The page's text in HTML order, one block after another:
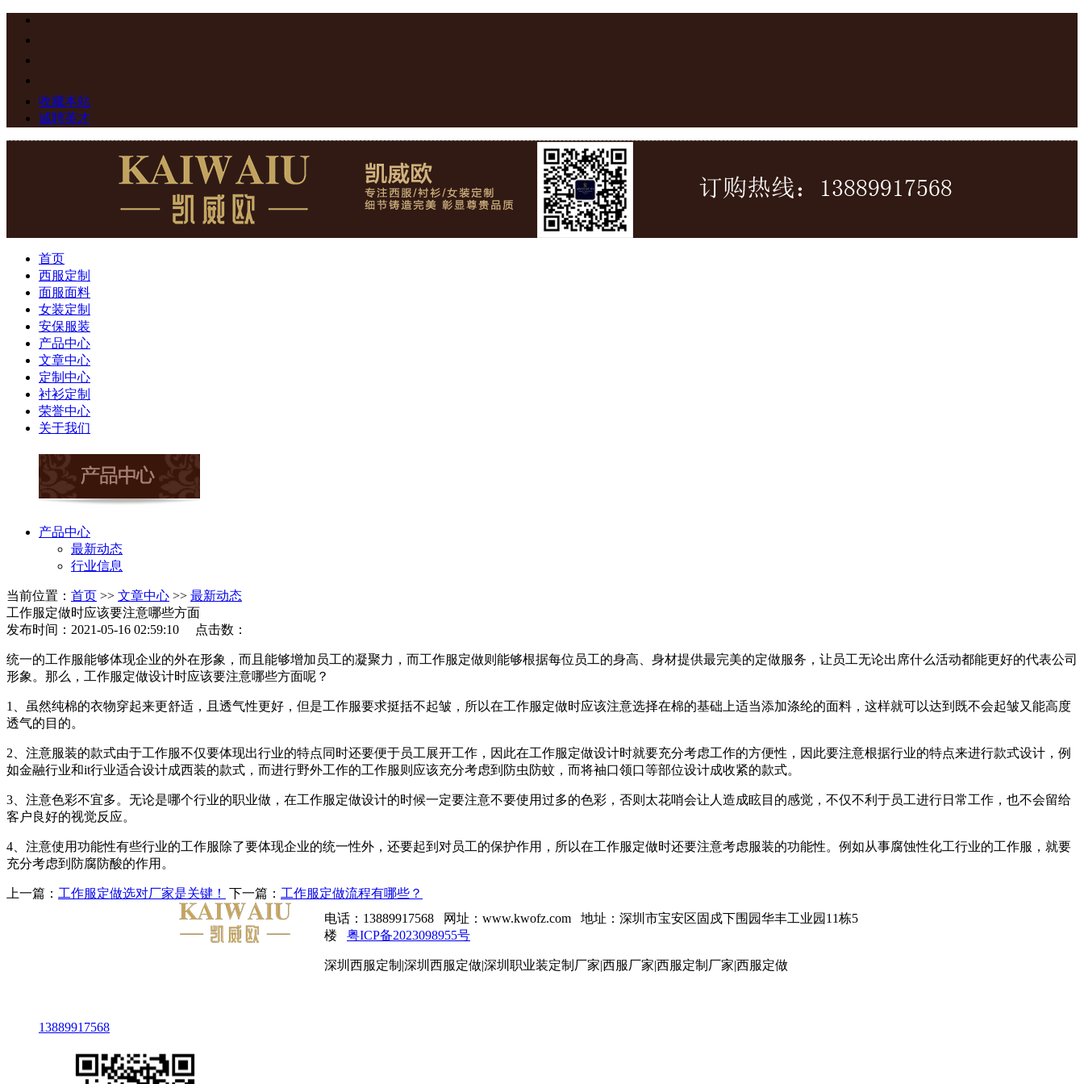
收藏本站
诚聘英才
首页
西服定制
面服面料
女装定制
安保服装
产品中心
文章中心
定制中心
衬衫定制
荣誉中心
关于我们
产品中心
最新动态
行业信息
当前位置： 首页 >> 文章中心 >> 最新动态
工作服定做时应该要注意哪些方面
发布时间：2021-05-16 02:59:10 点击数：
统一的工作服能够体现企业的外在形象，而且能够增加员工的凝聚力，而工作服定做则能够根据每位员工的身高、身材提供最完美的定做服务，让员工无论出席什么活动都能更好的代表公司
形象。那么，工作服定做设计时应该要注意哪些方面呢？
1、虽然纯棉的衣物穿起来更舒适，且透气性更好，但是工作服要求挺括不起皱，所以在工作服定做时应该注意选择在棉的基础上适当添加涤纶的面料，这样就可以达到既不会起皱又能高度
透气的目的。
2、注意服装的款式由于工作服不仅要体现出行业的特点同时还要便于员工展开工作，因此在工作服定做设计时就要充分考虑工作的方便性，因此要注意根据行业的特点来进行款式设计，例
如金融行业和it行业适合设计成西装的款式，而进行野外工作的工作服则应该充分考虑到防虫防蚊，而将袖口领口等部位设计成收紧的款式。
3、注意色彩不宜多。无论是哪个行业的职业做，在工作服定做设计的时候一定要注意不要使用过多的色彩，否则太花哨会让人造成眩目的感觉，不仅不利于员工进行日常工作，也不会留给
客户良好的视觉反应。
4、注意使用功能性有些行业的工作服除了要体现企业的统一性外，还要起到对员工的保护作用，所以在工作服定做时还要注意考虑服装的功能性。例如从事腐蚀性化工行业的工作服，就要
充分考虑到防腐防酸的作用。
上一篇： 工作服定做选对厂家是关键！ 下一篇： 工作服定做流程有哪些？
电话：13889917568 网址：www.kwofz.com 地址：深圳市宝安区固戍下围园华丰工业园11栋5
楼 粤ICP备2023098955号
深圳西服定制|深圳西服定做|深圳职业装定制厂家|西服厂家|西服定制厂家|西服定做
13889917568